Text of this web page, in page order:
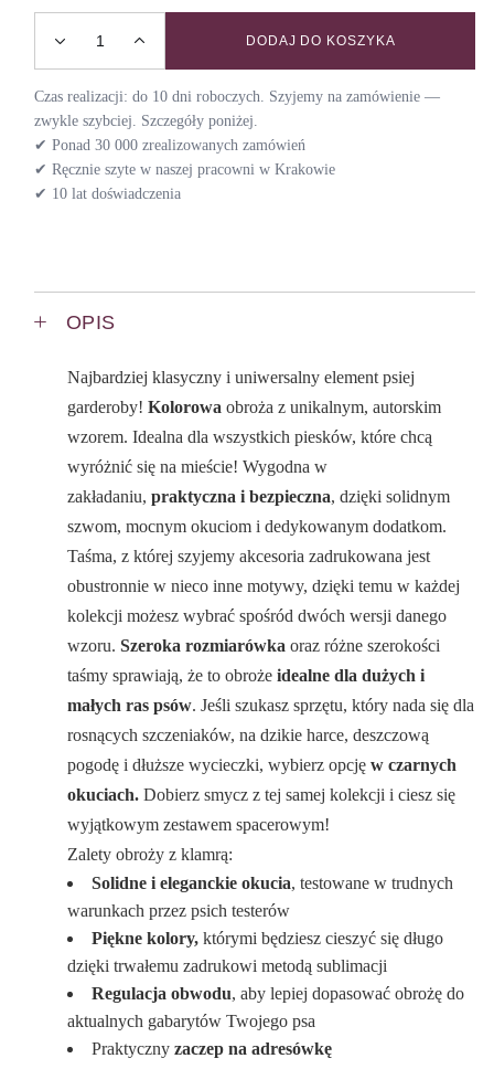
Obroża z klamrą AMOUR / STORY quantity
DODAJ DO KOSZYKA
Czas realizacji: do 10 dni roboczych. Szyjemy na zamówienie —
zwykle szybciej. Szczegóły poniżej.
✔ Ponad 30 000 zrealizowanych zamówień
✔ Ręcznie szyte w naszej pracowni w Krakowie
✔ 10 lat doświadczenia
OPIS
Najbardziej klasyczny i uniwersalny element psiej
garderoby!Kolorowa obroża z unikalnym, autorskim
wzorem. Idealna dla wszystkich piesków, które chcą
wyróżnić się na mieście! Wygodna w
zakładaniu,praktyczna i bezpieczna, dzięki solidnym
szwom, mocnym okuciom i dedykowanym dodatkom.
Taśma, z której szyjemy akcesoria zadrukowana jest
obustronnie w nieco inne motywy, dzięki temu w każdej
kolekcji możesz wybrać spośród dwóch wersji danego
wzoru.Szeroka rozmiarówka oraz różne szerokości
taśmy sprawiają, że to obroże idealne dla dużych i
małych ras psów. Jeśli szukasz sprzętu, który nada się dla
rosnących szczeniaków, na dzikie harce, deszczową
pogodę i dłuższe wycieczki, wybierz opcjęw czarnych
okuciach.Dobierz smycz z tej samej kolekcji i ciesz się
wyjątkowym zestawem spacerowym!
Zalety obroży z klamrą:
Solidne i eleganckie okucia, testowane w trudnych
warunkach przez psich testerów
Piękne kolory, którymi będziesz cieszyć się długo
dzięki trwałemu zadrukowi metodą sublimacji
Regulacja obwodu, aby lepiej dopasować obrożę do
aktualnych gabarytów Twojego psa
Praktyczny zaczep na adresówkę